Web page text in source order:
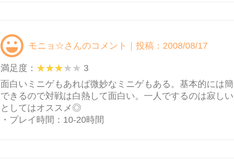
モニョ☆さんのコメント｜投稿：2008/08/17
満足度：
3
面白いミニゲもあれば微妙なミニゲもある。基本的には
できるので対戦は白熱して面白い。一人でするのは寂し
としてはオススメ◎
・プレイ時間：10-20時間